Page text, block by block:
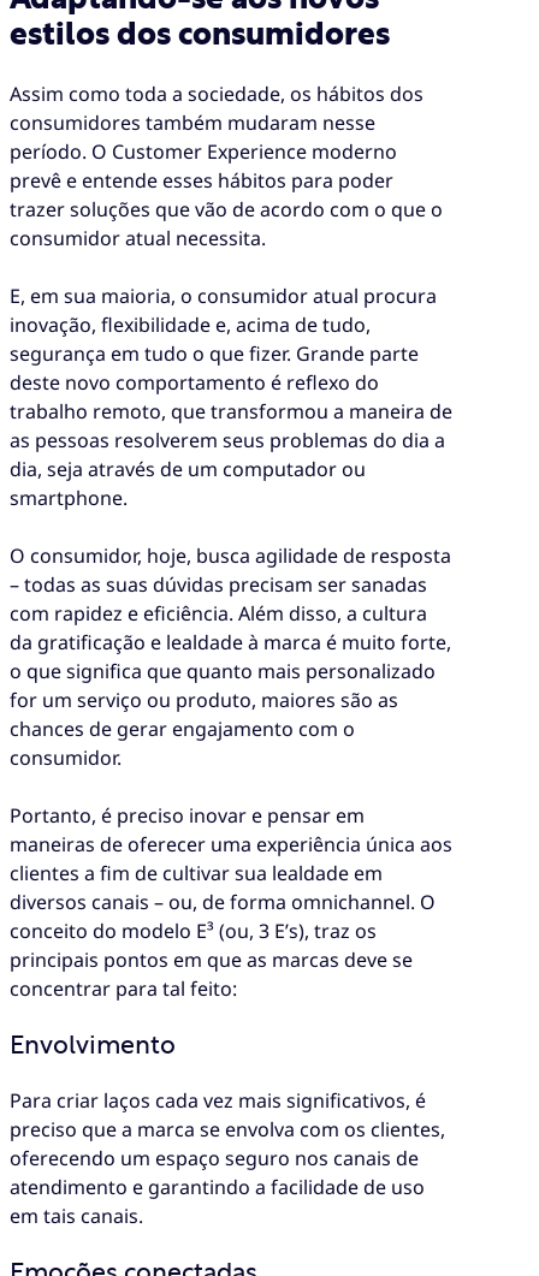
estilos dos consumidores
Assim como toda a sociedade, os hábitos dos
consumidores também mudaram nesse
período. O Customer Experience moderno
prevê e entende esses hábitos para poder
trazer soluções que vão de acordo com o que o
consumidor atual necessita.
E, em sua maioria, o consumidor atual procura
inovação, flexibilidade e, acima de tudo,
segurança em tudo o que fizer. Grande parte
deste novo comportamento é reflexo do
trabalho remoto, que transformou a maneira de
as pessoas resolverem seus problemas do dia a
dia, seja através de um computador ou
smartphone.
O consumidor, hoje, busca agilidade de resposta
– todas as suas dúvidas precisam ser sanadas
com rapidez e eficiência. Além disso, a cultura
da gratificação e lealdade à marca é muito forte,
o que significa que quanto mais personalizado
for um serviço ou produto, maiores são as
chances de gerar engajamento com o
consumidor.
Portanto, é preciso inovar e pensar em
maneiras de oferecer uma experiência única aos
clientes a fim de cultivar sua lealdade em
diversos canais – ou, de forma omnichannel. O
conceito do modelo E³ (ou, 3 E’s), traz os
principais pontos em que as marcas deve se
concentrar para tal feito:
Envolvimento
Para criar laços cada vez mais significativos, é
preciso que a marca se envolva com os clientes,
oferecendo um espaço seguro nos canais de
atendimento e garantindo a facilidade de uso
em tais canais.